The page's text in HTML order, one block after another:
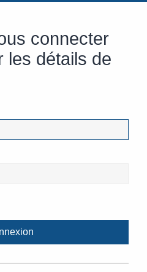
connecter
les détails de